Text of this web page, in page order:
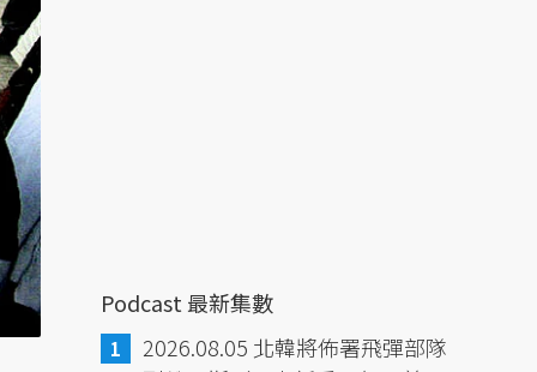
Podcast 最新集數
2026.08.05 北韓將佈署飛彈部隊